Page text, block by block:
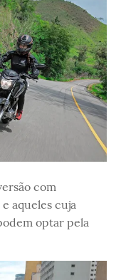
com
aqueles cuja
optar pela